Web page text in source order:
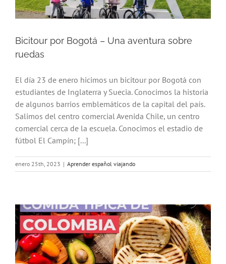
Bicitour por Bogotá – Una aventura sobre
ruedas
El día 23 de enero hicimos un bicitour por Bogotá con
estudiantes de Inglaterra y Suecia. Conocimos la historia
de algunos barrios emblemáticos de la capital del país.
Salimos del centro comercial Avenida Chile, un centro
comercial cerca de la escuela. Conocimos el estadio de
fútbol El Campín; [...]
enero 25th, 2023 | Aprender español viajando